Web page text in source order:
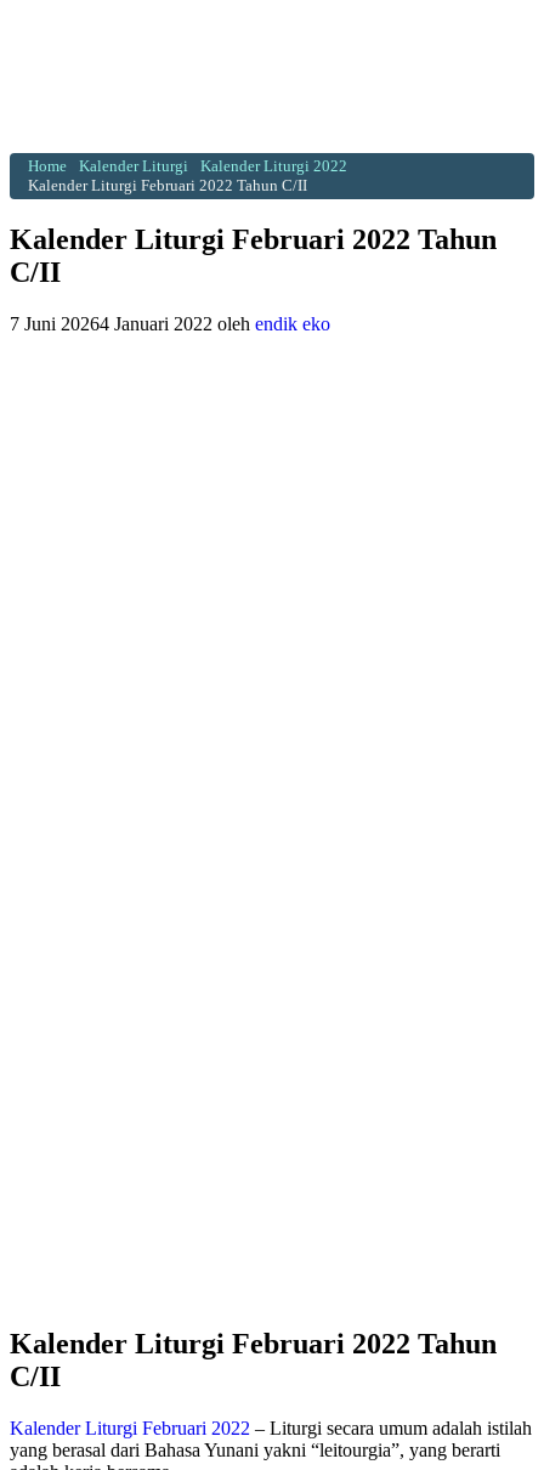
Home Kalender Liturgi
Kalender Liturgi 2022
Kalender Liturgi Februari 2022 Tahun C/II
Kalender Liturgi Februari 2022 Tahun
C/II
7 Juni 20264 Januari 2022 oleh endik eko
Kalender Liturgi Februari 2022 Tahun
C/II
Kalender Liturgi Februari 2022 – Liturgi secara umum adalah istilah
yang berasal dari Bahasa Yunani yakni “leitourgia”, yang berarti